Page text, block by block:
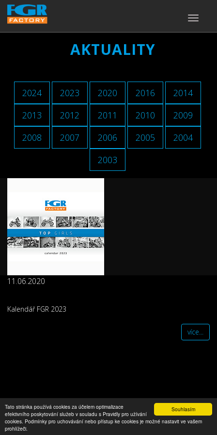
Souhlasím
Tato stránka používá cookies za účelem optimalizace
efektivního poskytování služeb v souladu s Pravidly pro užívání
cookies. Podmínky pro uchovávání nebo přístup ke cookies je možné nastavit ve vašem
prohlížeči.
TOGGLE
AKTUALITY
2024 2023 2020 2016
2014
2013
2012 2011 2010
2009
2008
2007 2006 2005
2004
2003
11.06.2020
Kalendář FGR 2023
více...
Copyright © FGR Factory 2016